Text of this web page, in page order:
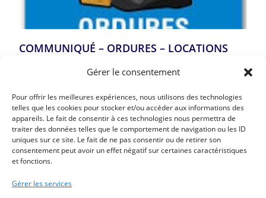
Gérer le consentement
Pour offrir les meilleures expériences, nous utilisons des technologies
telles que les cookies pour stocker et/ou accéder aux informations des
appareils. Le fait de consentir à ces technologies nous permettra de
traiter des données telles que le comportement de navigation ou les ID
uniques sur ce site. Le fait de ne pas consentir ou de retirer son
consentement peut avoir un effet négatif sur certaines caractéristiques
et fonctions.
Gérer les services
COMMUNIQUÉ – ORDURES – LOCATIONS
Article précédent
CINÉ + GOUTER POUR LES AINÉS AULTOIS LE MARDI
26 MAI 2026